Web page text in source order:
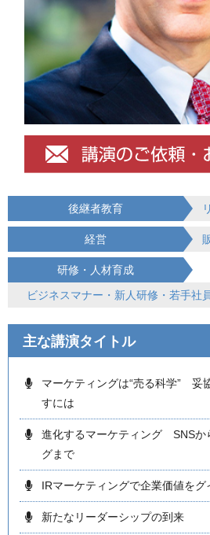
後継者教育
経営
研修・人材育成
ビジネスマナー・新人研修・若手社
主な講演タイトル
マーケティングは“売る科学” 妥
すには
進化するマーケティング SNSか
グまで
IRマーケティングで企業価値をグ
新たなリーダーシップの到来